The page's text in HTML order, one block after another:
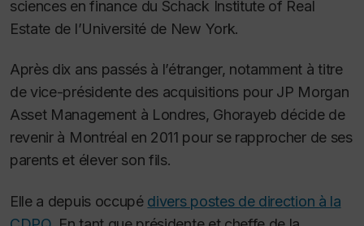
sciences en finance du Schack Institute of Real
Estate de l’Université de New York.
Après dix ans passés à l’étranger, notamment à titre
de vice-présidente des acquisitions pour JP Morgan
Asset Management à Londres, Ghorayeb décide de
revenir à Montréal en 2011 pour se rapprocher de ses
parents et élever son fils.
Elle a depuis occupé divers postes de direction à la